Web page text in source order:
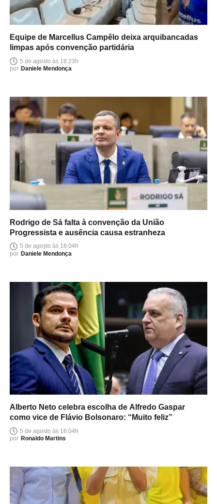
Equipe de Marcellus Campêlo deixa arquibancadas
limpas após convenção partidária
5 de agosto às 18:23h
por Daniele Mendonça
Rodrigo de Sá falta à convenção da União
Progressista e ausência causa estranheza
5 de agosto às 18:04h
por Daniele Mendonça
Alberto Neto celebra escolha de Alfredo Gaspar
como vice de Flávio Bolsonaro: “Muito feliz”
5 de agosto às 16:04h
por Ronaldo Martins